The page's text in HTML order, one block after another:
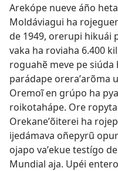
Arekópe nueve áño
Moldáviagui ha
de 1949, orerupi hikuái
vaka ha roviaha 6.400
roguahẽ meve pe siúda
parádape oreraʼarõma
Oremoĩ en grúpo ha
roikotahápe. Ore
Orekaneʼõiterei ha
ijedámava oñepyrũ
ojapo vaʼekue testígo
Mundial aja. Upéi